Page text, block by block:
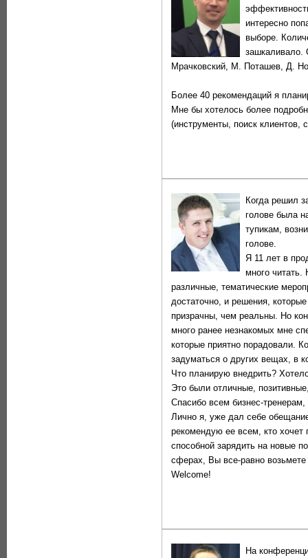
интересно
выборе.
зашкаливало.
Мрачковский, М. Поташев, Д.
Более 40 рекомендаций я
Мне бы хотелось более
(инструменты, поиск клиентов,
Когда решил
голове была
тупикам,
голове.
Я 11 лет в
много читать.
различные, тематические
достаточно, и решения,
призрачны, чем реальны. Но
много ранее незнакомых мне
которые приятно порадовали.
задуматься о других вещах, в
Что планирую внедрить?
Это были отличные,
Спасибо всем бизнес-
Лично я, уже дал себе
рекомендую ее всем, кто хочет
способной зарядить на новые
сферах, Вы все-равно
Welcome!
На